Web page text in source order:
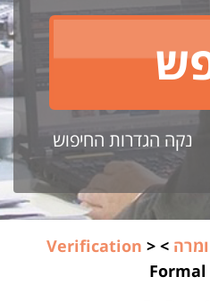
נקה הגדרות החיפוש
>
Verification >